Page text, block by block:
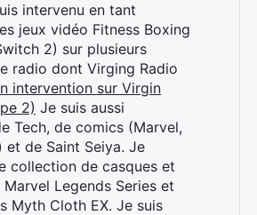
intervenu en tant
jeux vidéo Fitness Boxing
2) sur plusieurs
radio dont Virging Radio
intervention sur Virgin
2) Je suis aussi
Tech, de comics (Marvel,
et de Saint Seiya. Je
collection de casques et
Legends Series et
Myth Cloth EX. Je suis